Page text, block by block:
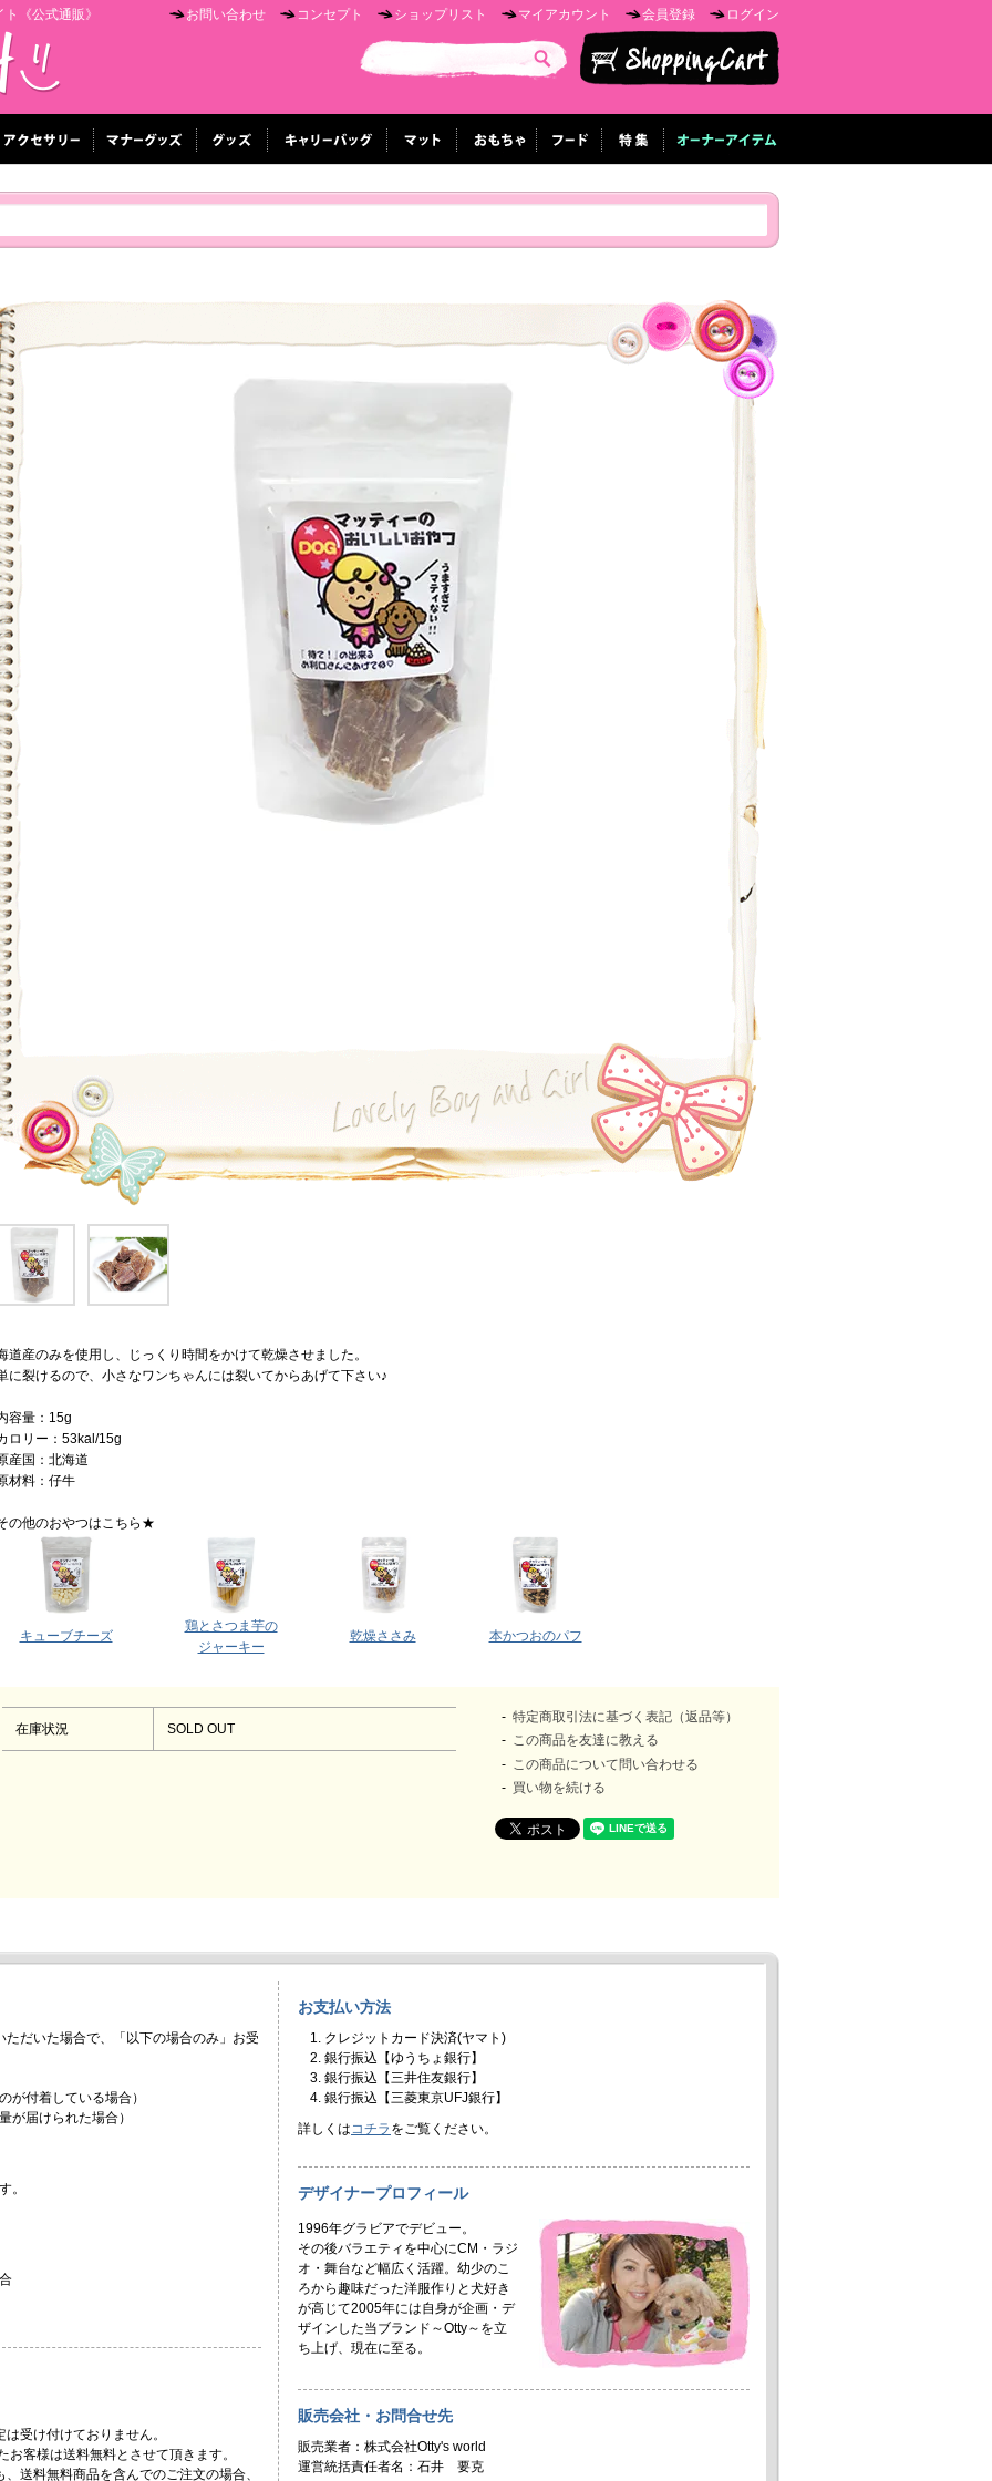
《公式通販》 ログイン
会員登録
マイアカウント
ショップリスト
コンセプト
お問い合わせ
道産のみを使用し、じっくり時間をかけて乾燥させました。
に裂けるので、小さなワンちゃんには裂いてからあげて下さい♪
容量：15g
ロリー：53kal/15g
産国：北海道
材料：仔牛
の他のおやつはこちら★
キューブチーズ
鶏とさつま芋の
ジャーキー
乾燥ささみ 本かつおのパフ
在庫状況 SOLD OUT
特定商取引法に基づく表記（返品等）
この商品を友達に教える
この商品について問い合わせる
買い物を続ける
だいた場合で、「以下の場合のみ」お受
が付着している場合）
が届けられた場合）
。
受け付けておりません。
客様は送料無料とさせて頂きます。
送料無料商品を含んでのご注文の場合、
お支払い方法
クレジットカード決済(ヤマト)
銀行振込【ゆうちょ銀行】
銀行振込【三井住友銀行】
銀行振込【三菱東京UFJ銀行】
詳しくはコチラ をご覧ください。
デザイナープロフィール
1996年グラビアでデビュー。
その後バラエティを中心にCM・ラジ
オ・舞台など幅広く活躍。幼少のこ
ろから趣味だった洋服作りと犬好き
が高じて2005年には自身が企画・デ
ザインした当ブランド～Otty～を立
ち上げ、現在に至る。
販売会社・お問合せ先
販売業者：株式会社Otty's world
運営統括責任者名：石井 要克